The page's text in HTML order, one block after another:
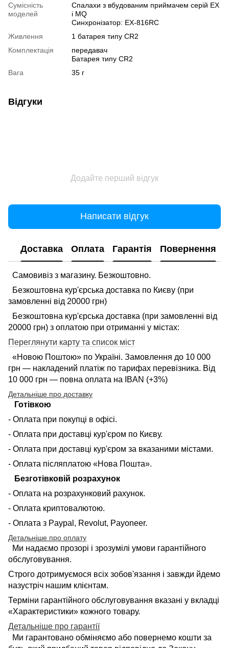
Сумісність
моделей
Спалахи з вбудованим приймачем серій EX
і MQ
Синхронізатор: EX-816RC
Живлення
1 батарея типу CR2
Комплектація
передавач
Батарея типу CR2
Вага
35 г
Відгуки
Додайте перший відгук
Написати відгук
Доставка Оплата Гарантія Повернення
Самовивіз з магазину. Безкоштовно.
Безкоштовна кур'єрська доставка по Києву (при
замовленні від 20000 грн)
Безкоштовна кур'єрська доставка (при замовленні від
20000 грн) з оплатою при отриманні у містах:
Переглянути карту та список міст
«Новою Поштою» по Україні. Замовлення до 10 000
грн — накладений платіж по тарифах перевізника. Від
10 000 грн — повна оплата на IBAN (+3%)
Детальніше про доставку
Готівкою
- Оплата при покупці в офісі.
- Оплата при доставці кур'єром по Києву.
- Оплата при доставці кур'єром за вказаними містами.
- Оплата післяплатою «Нова Пошта».
Безготівковій розрахунок
- Оплата на розрахунковий рахунок.
- Оплата криптовалютою.
- Оплата з Paypal, Revolut, Payoneer.
Детальніше про оплату
Ми надаємо прозорі і зрозумілі умови гарантійного
обслуговування.
Строго дотримуємося всіх зобов'язання і завжди йдемо
назустріч нашим клієнтам.
Терміни гарантійного обслуговування вказані у вкладці
«Характеристики» кожного товару.
Детальніше про гарантії
Ми гарантовано обміняємо або повернемо кошти за